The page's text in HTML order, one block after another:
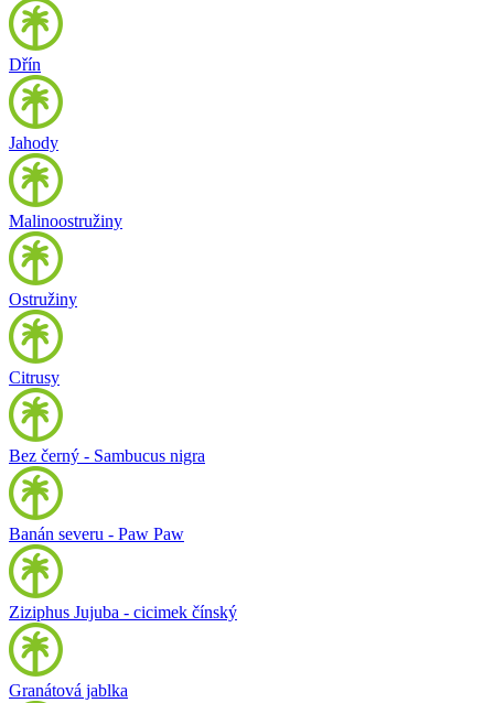
Dřín
Jahody
Malinoostružiny
Ostružiny
Citrusy
Bez černý - Sambucus nigra
Banán severu - Paw Paw
Ziziphus Jujuba - cicimek čínský
Granátová jablka